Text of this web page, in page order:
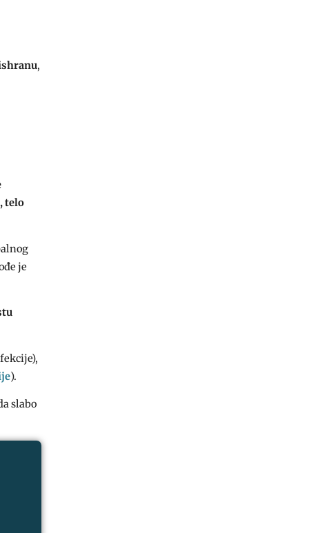
,
telo
je
).
slabo